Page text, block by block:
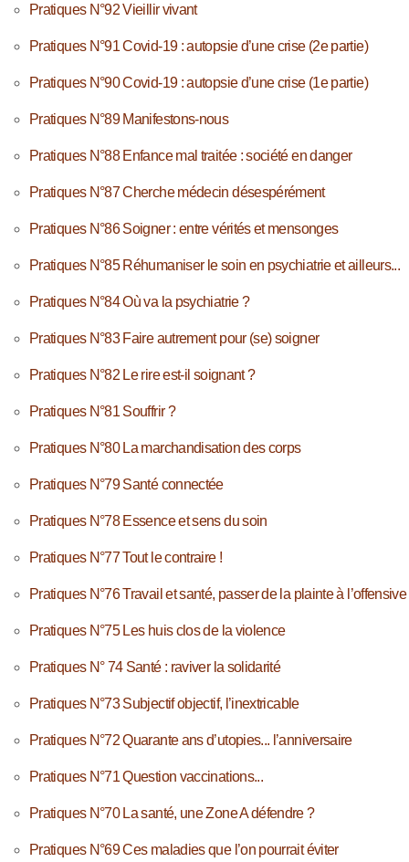
Pratiques N°92 Vieillir vivant
Pratiques N°91 Covid-19 : autopsie d’une crise (2e partie)
Pratiques N°90 Covid-19 : autopsie d’une crise (1e partie)
Pratiques N°89 Manifestons-nous
Pratiques N°88 Enfance mal traitée : société en danger
Pratiques N°87 Cherche médecin désespérément
Pratiques N°86 Soigner : entre vérités et mensonges
Pratiques N°85 Réhumaniser le soin en psychiatrie et ailleurs...
Pratiques N°84 Où va la psychiatrie ?
Pratiques N°83 Faire autrement pour (se) soigner
Pratiques N°82 Le rire est-il soignant ?
Pratiques N°81 Souffrir ?
Pratiques N°80 La marchandisation des corps
Pratiques N°79 Santé connectée
Pratiques N°78 Essence et sens du soin
Pratiques N°77 Tout le contraire !
Pratiques N°76 Travail et santé, passer de la plainte à l’offensive
Pratiques N°75 Les huis clos de la violence
Pratiques N° 74 Santé : raviver la solidarité
Pratiques N°73 Subjectif objectif, l’inextricable
Pratiques N°72 Quarante ans d’utopies... l’anniversaire
Pratiques N°71 Question vaccinations...
Pratiques N°70 La santé, une Zone A défendre ?
Pratiques N°69 Ces maladies que l’on pourrait éviter